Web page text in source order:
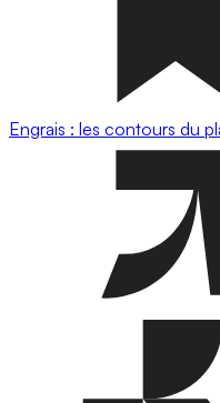
Engrais : les contours du